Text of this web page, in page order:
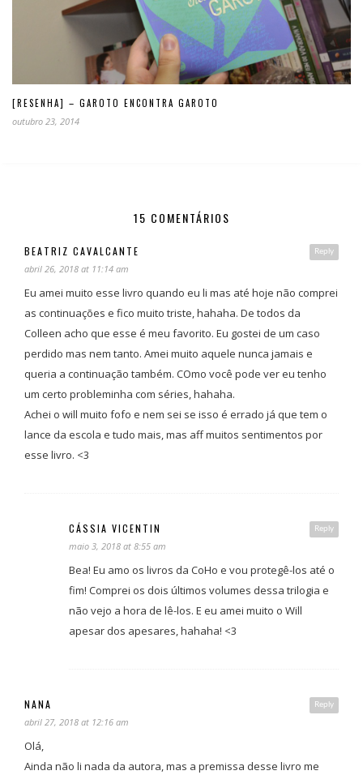
[RESENHA] – GAROTO ENCONTRA GAROTO
outubro 23, 2014
15 COMENTÁRIOS
Reply
BEATRIZ CAVALCANTE
abril 26, 2018 at 11:14 am
Eu amei muito esse livro quando eu li mas até hoje não comprei
as continuações e fico muito triste, hahaha. De todos da
Colleen acho que esse é meu favorito. Eu gostei de um caso
perdido mas nem tanto. Amei muito aquele nunca jamais e
queria a continuação também. COmo você pode ver eu tenho
um certo probleminha com séries, hahaha.
Achei o will muito fofo e nem sei se isso é errado já que tem o
lance da escola e tudo mais, mas aff muitos sentimentos por
esse livro. <3
Reply
CÁSSIA VICENTIN
maio 3, 2018 at 8:55 am
Bea! Eu amo os livros da CoHo e vou protegê-los até o
fim! Comprei os dois últimos volumes dessa trilogia e
não vejo a hora de lê-los. E eu amei muito o Will
apesar dos apesares, hahaha! <3
Reply
NANA
abril 27, 2018 at 12:16 am
Olá,
Ainda não li nada da autora, mas a premissa desse livro me